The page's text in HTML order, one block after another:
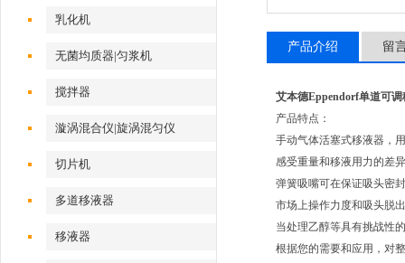
乳化机
无菌均质器|匀浆机
搅拌器
漩涡混合仪|旋涡混匀仪
切片机
多道移液器
移液器
产品介绍 留
艾本德Eppendorf单道可调
产品特点：
手动气体活塞式移液器，
感受重量和移液用力的差
弹簧吸嘴可在保证吸头密
市场上操作力度和吸头脱
当处理乙醇等具有挑战性
根据您的需要和应用，对